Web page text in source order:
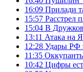
16:09 Прилади
15:57 Расстрел
15:04 В
13:11 Атака на
12:28 Удары РФ
11:35
10:42 Цифры